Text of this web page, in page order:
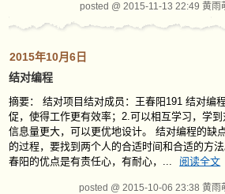
posted @ 2015-11-13 22:49 黄雨
2015年10月6日
结对编程
摘要： 结对项目结对成员：王春阳191 结对编
促，使得工作更有效率；2.可以相互学习，学
信息量更大，可以更优地设计。 结对编程的缺
的过程，要找到两个人的合适时间和合适的方
春阳的优点是有责任心，有耐心，...
阅读全文
posted @ 2015-10-06 23:38 黄雨